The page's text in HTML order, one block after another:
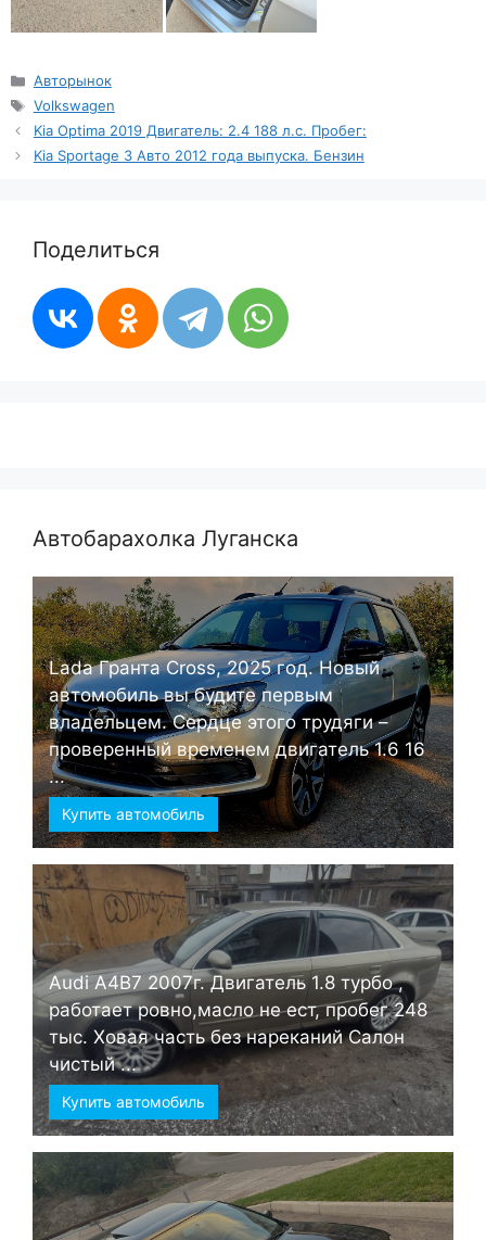
Рубрики
Авторынок
Метки
Volkswagen
Kia Optima 2019 Двигатель: 2.4 188 л.с. Пробег:
Kia Sportage 3 Авто 2012 года выпуска. Бензин
Поделиться
Автобарахолка Луганска
Lada Гранта Cross, 2025 год. Новый
автомобиль вы будите первым
владельцем. Сердце этого трудяги –
проверенный временем двигатель 1.6 16
...
Купить автомобиль
Audi А4B7 2007г. Двигатель 1.8 турбо ,
работает ровно,масло не ест, пробег 248
тыс. Ховая часть без нареканий Салон
чистый ...
Купить автомобиль